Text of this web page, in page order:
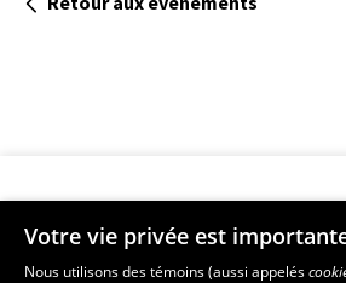
Faculté de musique
Votre vie privée est
Nous utilisons des témoins (aussi appelés